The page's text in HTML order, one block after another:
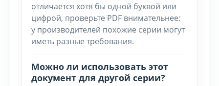
отличается хотя бы одной буквой или
цифрой, проверьте PDF внимательнее:
у производителей похожие серии могут
иметь разные требования.
Можно ли использовать этот
документ для другой серии?